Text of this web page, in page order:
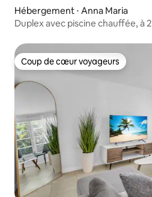
Hébergement ⋅ Anna Maria
Duplex avec piscine chauffée, à
Coup de cœur voyageurs
Coup de cœur voyageurs